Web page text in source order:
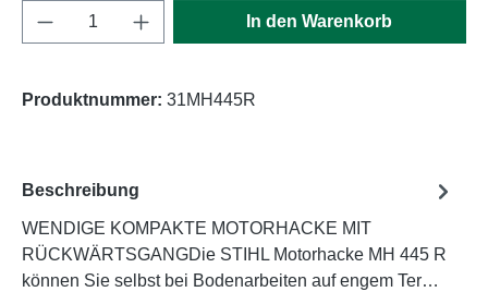
Produkt Anzahl: Gib den gewünschten
In den Warenkorb
Produktnummer: 31MH445R
Beschreibung
WENDIGE KOMPAKTE MOTORHACKE MIT
RÜCKWÄRTSGANGDie STIHL Motorhacke MH 445 R
können Sie selbst bei Bodenarbeiten auf engem Ter…